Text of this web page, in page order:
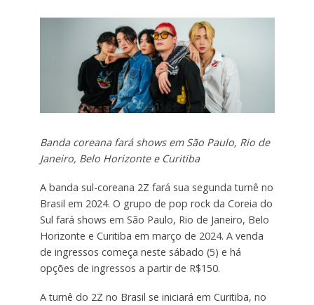
Banda coreana fará shows em São Paulo, Rio de
Janeiro, Belo Horizonte e Curitiba
A banda sul-coreana 2Z fará sua segunda turnê no
Brasil em 2024. O grupo de pop rock da Coreia do
Sul fará shows em São Paulo, Rio de Janeiro, Belo
Horizonte e Curitiba em março de 2024. A venda
de ingressos começa neste sábado (5) e há
opções de ingressos a partir de R$150.
A turnê do 2Z no Brasil se iniciará em Curitiba, no